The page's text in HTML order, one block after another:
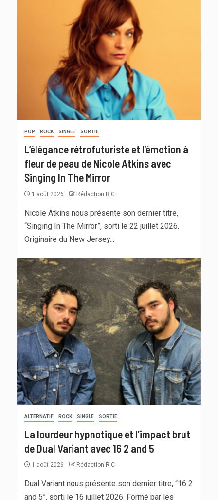
POP ROCK SINGLE SORTIE
L’élégance rétrofuturiste et l’émotion à
fleur de peau de Nicole Atkins avec
Singing In The Mirror
1 août 2026 Rédaction R C
Nicole Atkins nous présente son dernier titre,
“Singing In The Mirror”, sorti le 22 juillet 2026.
Originaire du New Jersey...
ALTERNATIF ROCK SINGLE SORTIE
La lourdeur hypnotique et l’impact brut
de Dual Variant avec 16 2 and 5
1 août 2026 Rédaction R C
Dual Variant nous présente son dernier titre, “16 2
and 5”, sorti le 16 juillet 2026. Formé par les